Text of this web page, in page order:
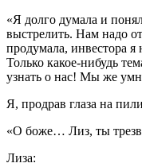
«Я долго думала и
выстрелить. Нам надо
продумала, инвестора
Только какое-нибудь
узнать о нас! Мы же
Я, продрав глаза на
«О боже… Лиз, ты
Лиза: